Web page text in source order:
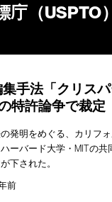
（USPTO）
手法「クリス
特許論争で裁定
発明をめぐる、カリフ
ーバード大学・MITの共
下された。
前